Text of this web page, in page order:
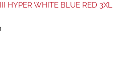
HYPER WHITE BLUE RED 3XL